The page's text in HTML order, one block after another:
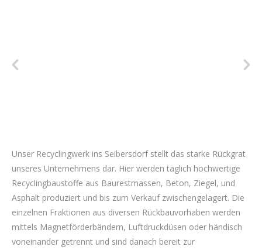
Unser Recyclingwerk ins Seibersdorf stellt das starke Rückgrat
unseres Unternehmens dar. Hier werden täglich hochwertige
Recyclingbaustoffe aus Baurestmassen, Beton, Ziegel, und
Asphalt produziert und bis zum Verkauf zwischengelagert. Die
einzelnen Fraktionen aus diversen Rückbauvorhaben werden
mittels Magnetförderbändern, Luftdruckdüsen oder händisch
voneinander getrennt und sind danach bereit zur